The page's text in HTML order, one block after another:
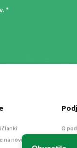
. *
članki
na novice
O